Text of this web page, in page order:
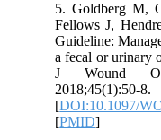
5. Goldberg
Fellows J,
Guideline:
a fecal or
J Wound
2018;45(1):50-8.
[DOI:10.1097/
[PMID